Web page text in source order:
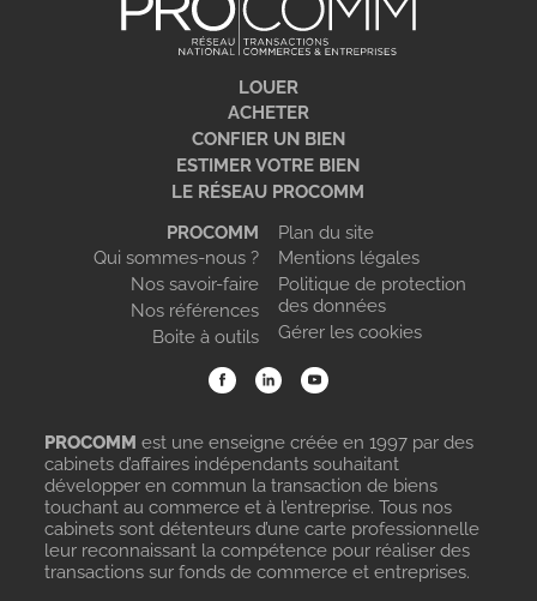
LOUER
ACHETER
CONFIER UN BIEN
ESTIMER VOTRE BIEN
LE RÉSEAU PROCOMM
PROCOMM
Qui sommes-nous ?
Nos savoir-faire
Nos références
Boite à outils
Plan du site
Mentions légales
Politique de protection
des données
Gérer les cookies
PROCOMM est une enseigne créée en 1997 par des
cabinets d’affaires indépendants souhaitant
développer en commun la transaction de biens
touchant au commerce et à l’entreprise. Tous nos
cabinets sont détenteurs d’une carte professionnelle
leur reconnaissant la compétence pour réaliser des
transactions sur fonds de commerce et entreprises.